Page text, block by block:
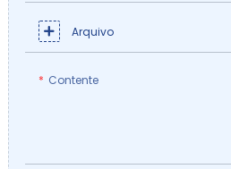
Arquivo
Contente